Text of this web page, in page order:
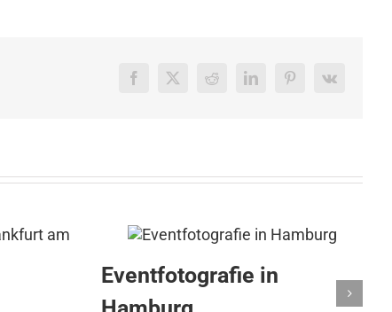
GmbH
Facebook
X Reddit LinkedInPinterest
Vk
Eventfotografie in